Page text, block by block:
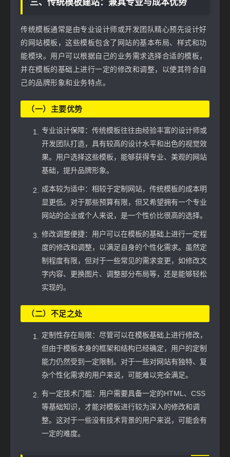
三、传统模板建站：兼具专业与成本优势
传统模板通常是由专业设计师或开发团队精心预先设计好
的网站模板，这些模板包含了网站的基本布局、样式和功
能模块。用户可以根据自己的业务需求选择合适的模板，
并在模板的基础上进行一定的修改和调整，以使其符合自
己的品牌形象和业务特点。
（一）主要优势
专业设计保障：传统模板往往由经验丰富的设计师或
开发团队打造，具有较高的设计水平和出色的视觉效
果。用户选择这些模板，能够获得专业、美观的网站
基础，提升品牌形象。
成本较为适中：相较于定制网站，传统模板的成本明
显更低。对于那些预算有限，但又希望拥有一个专业
网站的企业或个人来说，是一个性价比很高的选择。
修改调整便捷：用户可以在模板的基础上进行一定程
度的修改和调整，以满足自身的个性化需求。虽然定
制程度有限，但对于一些常见的需求变更，如修改文
字内容、更换图片、调整部分布局等，还是能够轻松
实现的。
（二）不足之处
定制性存在局限：尽管可以在模板基础上进行修改，
但由于模板本身的框架和结构已经确定，用户的定制
能力仍然受到一定限制。对于一些对网站有独特、复
杂个性化需求的用户来说，可能难以完全满足。
有一定技术门槛：用户需要具备一定的HTML、CSS
等基础知识，才能对模板进行较为深入的修改和调
整。这对于一些没有技术背景的用户来说，可能会有
一定的难度。